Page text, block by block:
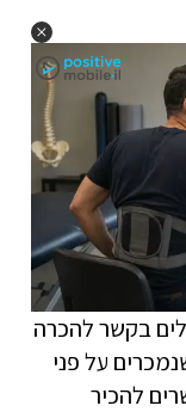
בקשר להכרה
על פני
להכיר